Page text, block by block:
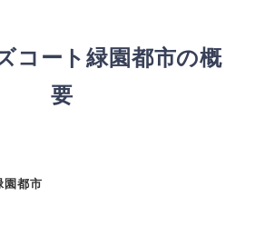
コート緑園都市の概
要
園都市